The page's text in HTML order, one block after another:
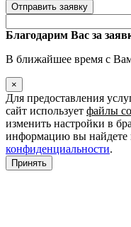
Отправить заявку
Благодарим Вас за
В ближайшее время с
×
Для предоставления
сайт использует файлы
изменить настройки в
информацию вы найдете
конфиденциальности.
Принять